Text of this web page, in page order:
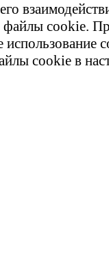
файлы cookie.
использование
cookie в